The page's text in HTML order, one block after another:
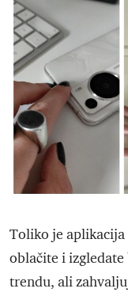
Toliko je aplikacija
oblačite i
trendu, ali